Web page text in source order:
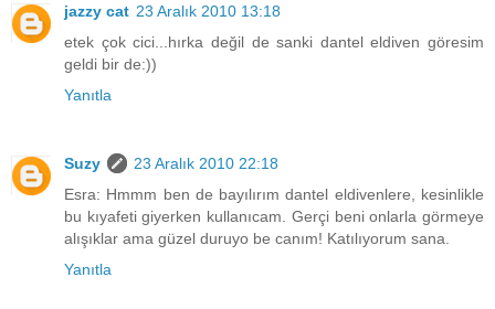
jazzy cat 23 Aralık 2010 13:18
etek çok cici...hırka değil de sanki dantel eldiven göresim
geldi bir de:))
Yanıtla
Suzy
23 Aralık 2010 22:18
Esra: Hmmm ben de bayılırım dantel eldivenlere, kesinlikle
bu kıyafeti giyerken kullanıcam. Gerçi beni onlarla görmeye
alışıklar ama güzel duruyo be canım! Katılıyorum sana.
Yanıtla